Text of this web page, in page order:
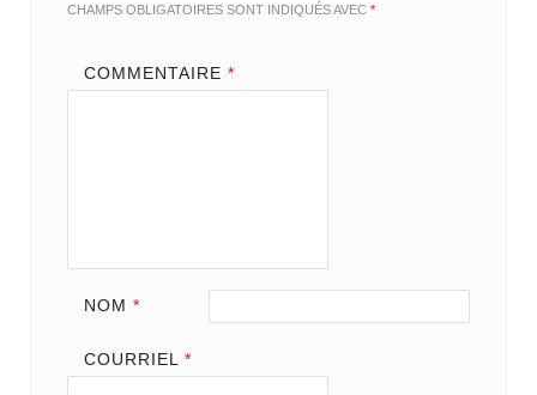
CHAMPS OBLIGATOIRES SONT INDIQUÉS AVEC*
COMMENTAIRE *
NOM *
COURRIEL *